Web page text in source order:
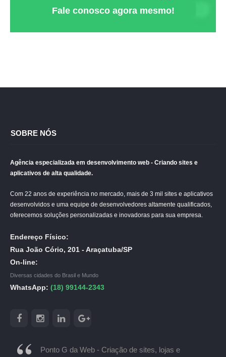
Fale conosco agora mesmo!
SOBRE NÓS
Agência especializada em desenvolvimento web - Criando sites e
aplicativos de alta qualidade.
Com 22 anos de experiência no mercado, mais de 3 mil sites e aplicativos
desenvolvidos e uma equipe de desenvolvedores altamente qualificados,
oferecemos soluções personalizadas e inovadoras para sua empresa.
Endereço Físico:
Rua João Cório, 201 - Araçatuba/SP
On-line:
Diversas cidades do Brasil e Mundo
WhatsApp: (18) 99144-2343
Ponto G da Web - Criação de sites, lojas e